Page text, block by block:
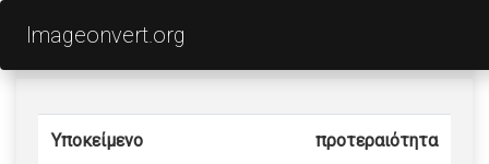
Imageonvert.org
σελίδες
Υποκείμενο προτεραιότητα